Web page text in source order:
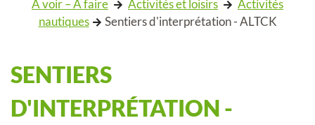
À voir – À faire Activités et loisirs
Activités
nautiques
Sentiers d'interprétation - ALTCK
SENTIERS
D'INTERPRÉTATION -